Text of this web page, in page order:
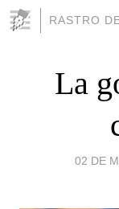
RASTRO
La
02 DE